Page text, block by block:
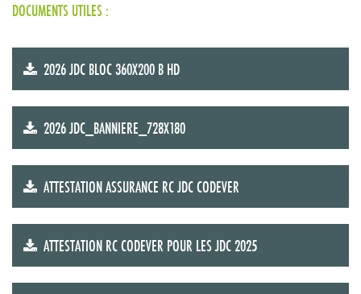
DOCUMENTS UTILES :
2026 JDC BLOC 360X200 B HD
2026 JDC_BANNIERE_728X180
ATTESTATION ASSURANCE RC JDC CODEVER
ATTESTATION RC CODEVER POUR LES JDC 2025